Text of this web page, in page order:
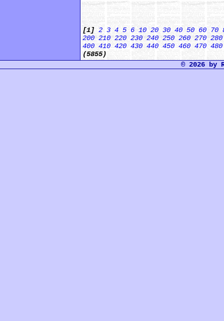
[1] 2 3 4 5 6 10 20 30 40 50 60 70
200 210 220 230 240 250 260 270 280
400 410 420 430 440 450 460 470 480
(5855)
© 2026 by